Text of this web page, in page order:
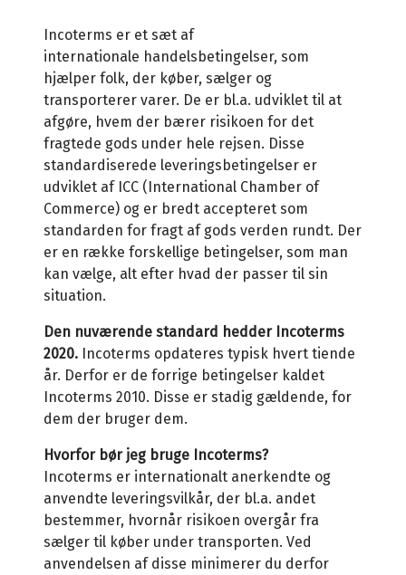
Incoterms er et sæt af
internationale handelsbetingelser, som
hjælper folk, der køber, sælger og
transporterer varer. De er bl.a. udviklet til at
afgøre, hvem der bærer risikoen for det
fragtede gods under hele rejsen. Disse
standardiserede leveringsbetingelser er
udviklet af ICC (International Chamber of
Commerce) og er bredt accepteret som
standarden for fragt af gods verden rundt. Der
er en række forskellige betingelser, som man
kan vælge, alt efter hvad der passer til sin
situation.
Den nuværende standard hedder Incoterms
2020. Incoterms opdateres typisk hvert tiende
år. Derfor er de forrige betingelser kaldet
Incoterms 2010. Disse er stadig gældende, for
dem der bruger dem.
Hvorfor bør jeg bruge Incoterms?
Incoterms er internationalt anerkendte og
anvendte leveringsvilkår, der bl.a. andet
bestemmer, hvornår risikoen overgår fra
sælger til køber under transporten. Ved
anvendelsen af disse minimerer du derfor